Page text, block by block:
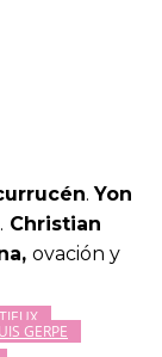
.Yon
Christian
ovación y
GERPE